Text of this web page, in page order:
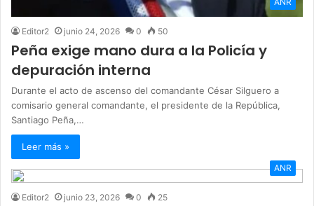
Editor2 junio 24, 2026 0 50
Peña exige mano dura a la Policía y
depuración interna
Durante el acto de ascenso del comandante César Silguero a
comisario general comandante, el presidente de la República,
Santiago Peña,…
Leer más »
ANR
Editor2 junio 23, 2026 0 25